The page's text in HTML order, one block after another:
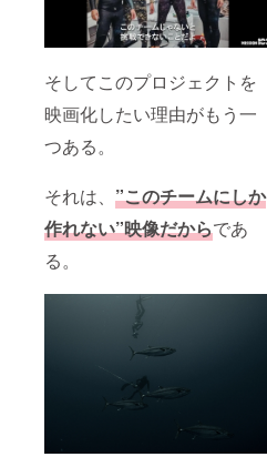
そしてこのプロジェクトを
映画化したい理由がもう一
つある。
それは、 ”このチームにしか
作れない”映像だからであ
る。